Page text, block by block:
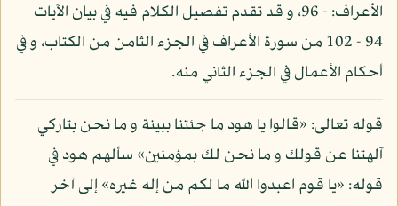
الأعراف: - 96، و قد تقدم تفصيل الكلام فيه في بيان الآيات
94 - 102 من سورة الأعراف في الجزء الثامن من الكتاب، و في
أحكام الأعمال في الجزء الثاني منه.
قوله تعالى: «قالوا يا هود ما جئتنا ببينة و ما نحن بتاركي
آلهتنا عن قولك و ما نحن لك بمؤمنين» سألهم هود في
قوله: «يا قوم اعبدوا الله ما لكم من إله غيره» إلى آخر